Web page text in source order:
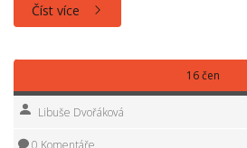
Číst více
16 čen
Libuše Dvořáková
0 Komentáře